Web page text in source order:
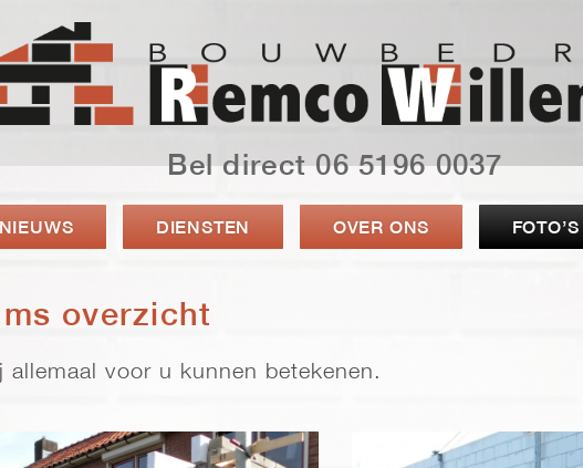
Bel direct 06 5196 0037
NIEUWS DIENSTEN OVER ONS FOTO’S
overzicht
allemaal voor u kunnen betekenen.